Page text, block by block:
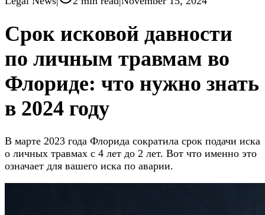
Срок исковой давности
по личным травмам во
Флориде: что нужно знать
в 2024 году
В марте 2023 года Флорида сократила срок подачи иска
о личных травмах с 4 лет до 2 лет. Вот что именно это
означает для вашего иска по аварии.